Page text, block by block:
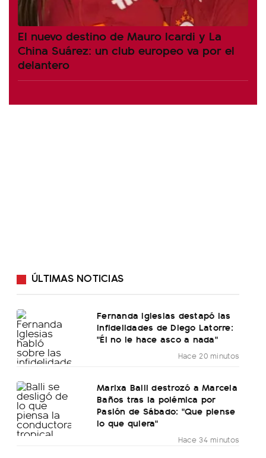
El nuevo destino de Mauro Icardi y La
China Suárez: un club europeo va por el
delantero
ÚLTIMAS NOTICIAS
Fernanda Iglesias destapó las
infidelidades de Diego Latorre:
"Él no le hace asco a nada"
Hace 20 minutos
Marixa Balli destrozó a Marcela
Baños tras la polémica por
Pasión de Sábado: "Que piense
lo que quiera"
Hace 34 minutos